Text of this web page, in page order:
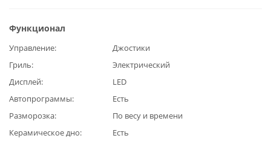
Функционал
Управление
Джостики
Гриль
Электрический
Дисплей
LED
Автопрограммы
Есть
Разморозка
По весу и времени
Керамическое дно
Есть